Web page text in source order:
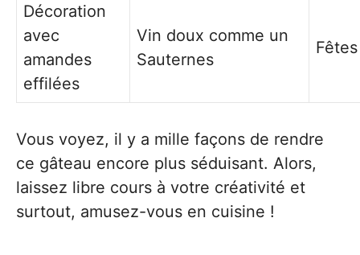
Décoration
avec
amandes
effilées
Vin doux comme un
Sauternes
Vous voyez, il y a mille façons de rendre
ce gâteau encore plus séduisant. Alors,
laissez libre cours à votre créativité et
surtout, amusez-vous en cuisine !